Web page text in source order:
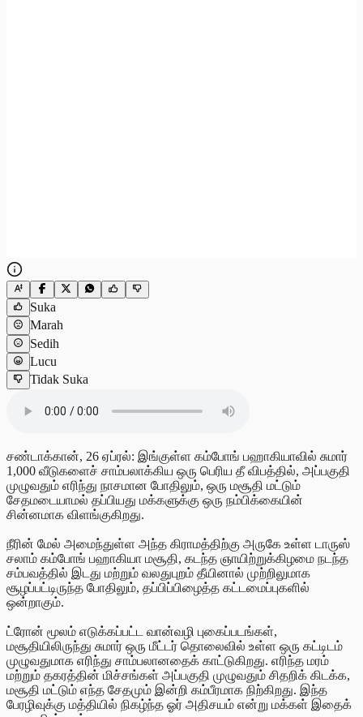
Suka
Marah
Sedih
Lucu
Tidak Suka
சண்டாக்கான், 26 ஏப்ரல்: இங்குள்ள கம்போங் பஹாகியாவில் சுமார்
1,000 வீடுகளைச் சாம்பலாக்கிய ஒரு பெரிய தீ விபத்தில், அப்பகுதி
முழுவதும் எரிந்து நாசமான போதிலும், ஒரு மசூதி மட்டும்
சேதமடையாமல் தப்பியது மக்களுக்கு ஒரு நம்பிக்கையின்
சின்னமாக விளங்குகிறது.
நீரின் மேல் அமைந்துள்ள அந்த கிராமத்திற்கு அருகே உள்ள டாருஸ்
சலாம் கம்போங் பஹாகியா மசூதி, கடந்த ஞாயிற்றுக்கிழமை நடந்த
சம்பவத்தில் இடது மற்றும் வலதுபுறம் தீயினால் முற்றிலுமாக
சூழப்பட்டிருந்த போதிலும், தப்பிப்பிழைத்த கட்டமைப்புகளில்
ஒன்றாகும்.
ட்ரோன் மூலம் எடுக்கப்பட்ட வான்வழி புகைப்படங்கள்,
மசூதியிலிருந்து சுமார் ஒரு மீட்டர் தொலைவில் உள்ள ஒரு கட்டிடம்
முழுவதுமாக எரிந்து சாம்பலானதைக் காட்டுகிறது. எரிந்த மரம்
மற்றும் தகரத்தின் மிச்சங்கள் அப்பகுதி முழுவதும் சிதறிக் கிடக்க,
மசூதி மட்டும் எந்த சேதமும் இன்றி கம்பீரமாக நிற்கிறது. இந்த
பேரழிவுக்கு மத்தியில் நிகழ்ந்த ஓர் அதிசயம் என்று மக்கள் இதைக்